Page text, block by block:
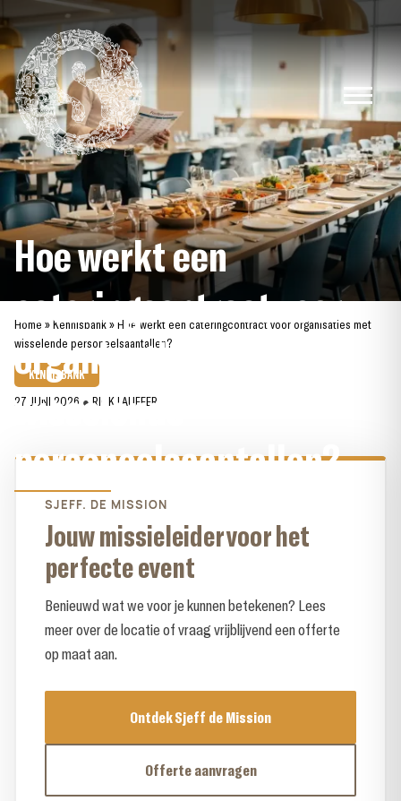
Skip
to
content
Home »Kennisbank»Hoe werkt een cateringcontract voor organisaties met
wisselende personeelsaantallen?
KENNISBANK
Hoe werkt een
cateringcontract voor
organisaties met
wisselende
personeelsaantallen?
27 JUNI 2026 ● RICK LAUFFER
SJEFF. DE MISSION
Jouw missieleider voor het
perfecte event
Benieuwd wat we voor je kunnen betekenen? Lees
meer over de locatie of vraag vrijblijvend een offerte
op maat aan.
Ontdek Sjeff de Mission
Offerte aanvragen